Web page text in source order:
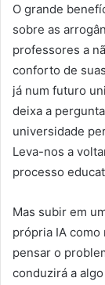
O grande
sobre as
professores a
conforto de
já num futuro
deixa a
universidade
Leva-nos a
processo
Mas subir em
própria IA como
pensar o
conduzirá a